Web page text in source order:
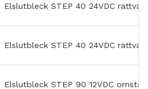
Elslutbleck STEP 40 24VDC
Elslutbleck STEP 40 24VDC
Elslutbleck STEP 90 12VDC